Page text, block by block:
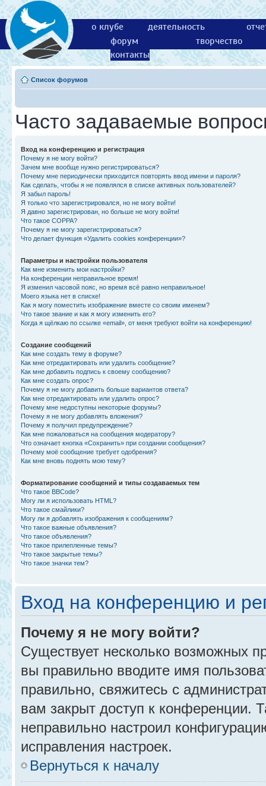
о клубе деятельность
форум
творчество
контакты
Список форумов
Часто задаваемые
Вход на конференцию и регистрация
Почему я не могу войти?
Зачем мне вообще нужно регистрироваться?
Почему мне периодически приходится повторять ввод имени и пароля?
Как сделать, чтобы я не появлялся в списке активных пользователей?
Я забыл пароль!
Я только что зарегистрировался, но не могу войти!
Я давно зарегистрирован, но больше не могу войти!
Что такое COPPA?
Почему я не могу зарегистрироваться?
Что делает функция «Удалить cookies конференции»?
Параметры и настройки пользователя
Как мне изменить мои настройки?
На конференции неправильное время!
Я изменил часовой пояс, но время всё равно неправильное!
Моего языка нет в списке!
Как я могу поместить изображение вместе со своим именем?
Что такое звание и как я могу изменить его?
Когда я щёлкаю по ссылке «email», от меня требуют войти на конференцию!
Создание сообщений
Как мне создать тему в форуме?
Как мне отредактировать или удалить сообщение?
Как мне добавить подпись к своему сообщению?
Как мне создать опрос?
Почему я не могу добавить больше вариантов ответа?
Как мне отредактировать или удалить опрос?
Почему мне недоступны некоторые форумы?
Почему я не могу добавлять вложения?
Почему я получил предупреждение?
Как мне пожаловаться на сообщения модератору?
Что означает кнопка «Сохранить» при создании сообщения?
Почему моё сообщение требует одобрения?
Как мне вновь поднять мою тему?
Форматирование сообщений и типы создаваемых тем
Что такое BBCode?
Могу ли я использовать HTML?
Что такое смайлики?
Могу ли я добавлять изображения к сообщениям?
Что такое важные объявления?
Что такое объявления?
Что такое прилепленные темы?
Что такое закрытые темы?
Что такое значки тем?
Вход на конференцию и
Почему я не могу войти?
Существует несколько возможных
вы правильно вводите имя
правильно, свяжитесь с
вам закрыт доступ к конференции.
неправильно настроил
исправления настроек.
Вернуться к началу